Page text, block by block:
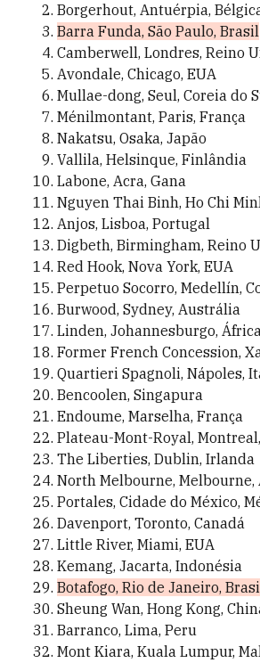
Borgerhout, Antuérpia,
Barra Funda, São Paulo, Brasil
Camberwell, Londres, Reino
Avondale, Chicago, EUA
Mullae-dong, Seul, Coreia do
Ménilmontant, Paris, França
Nakatsu, Osaka, Japão
Vallila, Helsinque, Finlândia
Labone, Acra, Gana
Nguyen Thai Binh, Ho Chi
Anjos, Lisboa, Portugal
Digbeth, Birmingham, Reino
Red Hook, Nova York, EUA
Perpetuo Socorro, Medellín,
Burwood, Sydney, Austrália
Linden, Johannesburgo,
Former French Concession,
Quartieri Spagnoli, Nápoles,
Bencoolen, Singapura
Endoume, Marselha, França
Plateau-Mont-Royal,
The Liberties, Dublin, Irlanda
North Melbourne,
Portales, Cidade do México,
Davenport, Toronto, Canadá
Little River, Miami, EUA
Kemang, Jacarta, Indonésia
Botafogo, Rio de Janeiro,
Sheung Wan, Hong Kong,
Barranco, Lima, Peru
Mont Kiara, Kuala Lumpur,